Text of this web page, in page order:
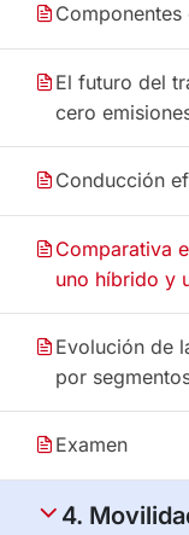
El futuro del
cero
Conducción
Comparativa
uno híbrido y
Evolución de
por
Examen
4.